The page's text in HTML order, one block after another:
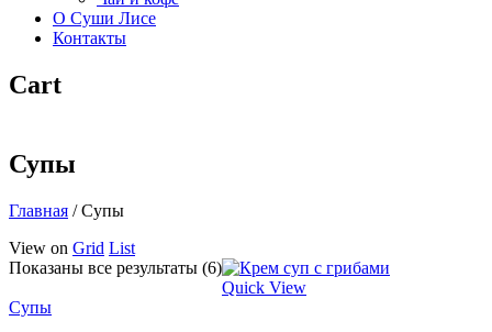
О Суши Лисе
Контакты
Cart
Супы
Главная /Супы
View on Grid List
Показаны все результаты (6)
Quick View
Супы